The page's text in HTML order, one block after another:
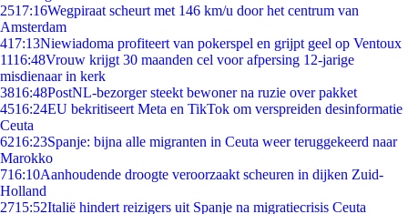
2517:16Wegpiraat scheurt met 146 km/u door het centrum van
Amsterdam
417:13Niewiadoma profiteert van pokerspel en grijpt geel op Ventoux
1116:48Vrouw krijgt 30 maanden cel voor afpersing 12-jarige
misdienaar in kerk
3816:48PostNL-bezorger steekt bewoner na ruzie over pakket
4516:24EU bekritiseert Meta en TikTok om verspreiden desinformatie
Ceuta
6216:23Spanje: bijna alle migranten in Ceuta weer teruggekeerd naar
Marokko
716:10Aanhoudende droogte veroorzaakt scheuren in dijken Zuid-
Holland
2715:52Italië hindert reizigers uit Spanje na migratiecrisis Ceuta